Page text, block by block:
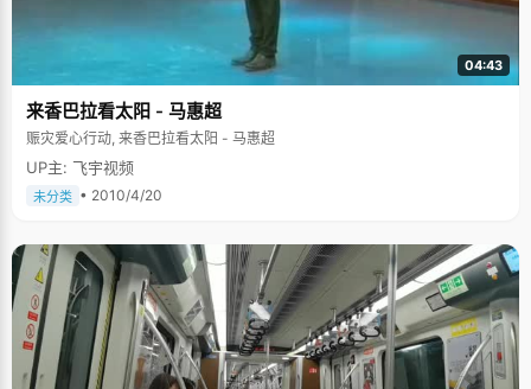
04:43
来香巴拉看太阳 - 马惠超
赈灾爱心行动, 来香巴拉看太阳 - 马惠超
UP主: 飞宇视频
未分类 • 2010/4/20